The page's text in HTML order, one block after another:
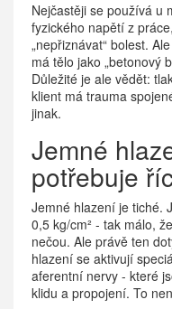
Nejčastěji se používá u
fyzického napětí z
„nepřiznávat“ bolest.
má tělo jako „betonový
Důležité je ale vědět:
klient má trauma
jinak.
Jemné
potřebuje
Jemné hlazení je tiché.
0,5 kg/cm² - tak málo,
nečou. Ale právě ten
hlazení se aktivují
aferentní nervy - které
klidu a propojení. To